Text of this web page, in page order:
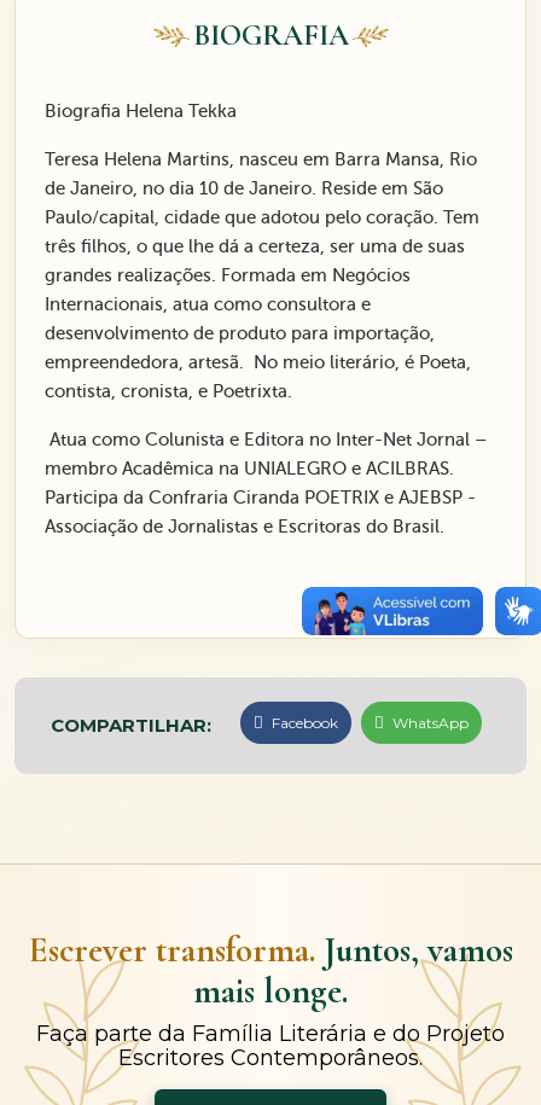
BIOGRAFIA
Biografia Helena Tekka
Teresa Helena Martins, nasceu em Barra Mansa, Rio
de Janeiro, no dia 10 de Janeiro. Reside em São
Paulo/capital, cidade que adotou pelo coração. Tem
três filhos, o que lhe dá a certeza, ser uma de suas
grandes realizações. Formada em Negócios
Internacionais, atua como consultora e
desenvolvimento de produto para importação,
empreendedora, artesã. No meio literário, é Poeta,
contista, cronista, e Poetrixta.
Atua como Colunista e Editora no Inter-Net Jornal –
membro Acadêmica na UNIALEGRO e ACILBRAS.
Participa da Confraria Ciranda POETRIX e AJEBSP -
Associação de Jornalistas e Escritoras do Brasil.
COMPARTILHAR: Facebook WhatsApp
Escrever transforma. Juntos, vamos
mais longe.
Faça parte da Família Literária e do Projeto
Escritores Contemporâneos.